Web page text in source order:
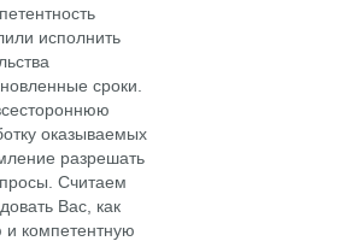
исполнить
сроки.
оказываемых
разрешать
Считаем
Вас, как
компетентную